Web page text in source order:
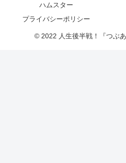
ハムスター
プライバシーポリシー
© 2022 人生後半戦！『つぶあ